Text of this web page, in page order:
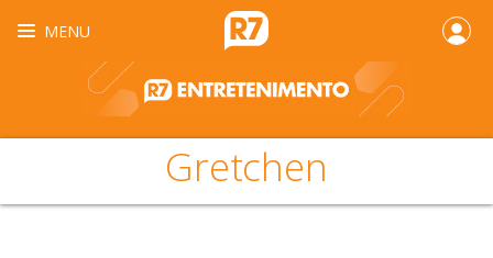
MENU
Gretchen